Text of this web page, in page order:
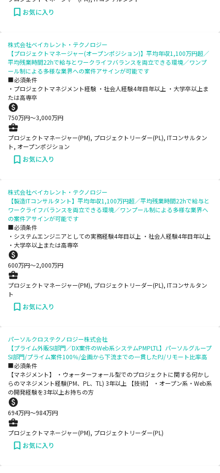
お気に入り
株式会社ベイカレント・テクノロジー
【プロジェクトマネージャー(オープンポジション)】平均年収1,100万円超／
平均残業時間22hで給与とワークライフバランスを両立できる環境／ワンプ
ール制による多様な業界への案件アサインが可能です
■必須条件
・プロジェクトマネジメント経験 ・社会人経験4年目年以上 ・大学卒以上ま
たは高専卒
750万円〜3,000万円
プロジェクトマネージャー(PM), プロジェクトリーダー(PL), ITコンサルタン
ト, オープンポジション
お気に入り
株式会社ベイカレント・テクノロジー
【製造ITコンサルタント】平均年収1,100万円超／平均残業時間22hで給与と
ワークライフバランスを両立できる環境／ワンプール制による多様な業界へ
の案件アサインが可能です
■必須条件
・システムエンジニアとしての実務経験4年目以上 ・社会人経験4年目年以上
・大学卒以上または高専卒
600万円〜2,000万円
プロジェクトマネージャー(PM), プロジェクトリーダー(PL), ITコンサルタン
ト
お気に入り
パーソルクロステクノロジー株式会社
【プライム外販SI部門／DX案件のWeb系システムPMPLTL】パーソルグループ
SI部門/プライム案件100％/企画から下流までの一貫したPJ/リモート比率高
■必須条件
【マネジメント】 ・ウォーターフォール型でのプロジェクトに関する何かし
らのマネジメント経験(PM、PL、TL) 3年以上 【技術】 ・オープン系・Web系
の開発経験を3年以上お持ちの方
694万円〜984万円
プロジェクトマネージャー(PM), プロジェクトリーダー(PL)
お気に入り